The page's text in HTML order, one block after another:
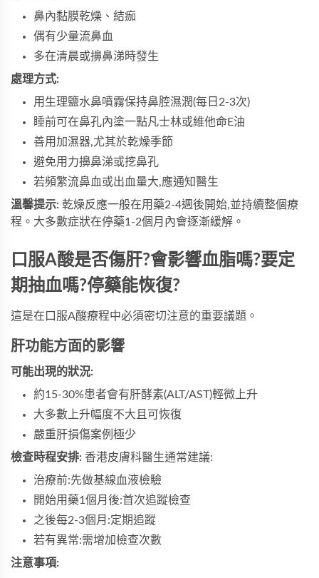
鼻內黏膜乾燥、結痂
偶有少量流鼻血
多在清晨或擤鼻涕時發生
處理方式:
用生理鹽水鼻噴霧保持鼻腔濕潤(每日2-3次)
睡前可在鼻孔內塗一點凡士林或維他命E油
善用加濕器,尤其於乾燥季節
避免用力擤鼻涕或挖鼻孔
若頻繁流鼻血或出血量大,應通知醫生
溫馨提示: 乾燥反應一般在用藥2-4週後開始,並持續整個療
程。大多數症狀在停藥1-2個月內會逐漸緩解。
口服A酸是否傷肝?會影響血脂嗎?要定
期抽血嗎?停藥能恢復?
這是在口服A酸療程中必須密切注意的重要議題。
肝功能方面的影響
可能出現的狀況:
約15-30%患者會有肝酵素(ALT/AST)輕微上升
大多數上升幅度不大且可恢復
嚴重肝損傷案例極少
檢查時程安排: 香港皮膚科醫生通常建議:
治療前:先做基線血液檢驗
開始用藥1個月後:首次追蹤檢查
之後每2-3個月:定期追蹤
若有異常:需增加檢查次數
注意事項: